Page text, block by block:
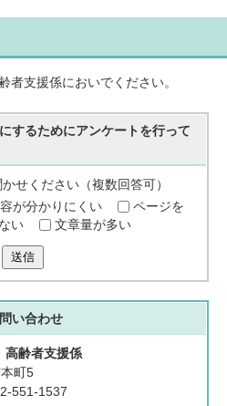
者支援係においでください。
するためにアンケートを行って
せください（複数回答可）
が分かりにくい
ページを
い 文章量が多い
送信
い合わせ
齢者支援係
町5
551-1537